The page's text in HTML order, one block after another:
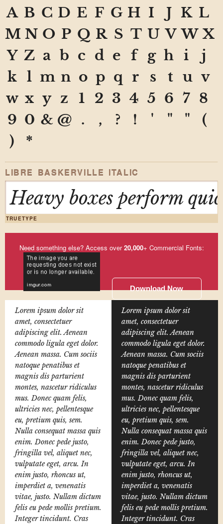
A B C D E F G H I J K L
M N O P Q R S T U V W X
Y Z a b c d e f g h i
j
k l m n o p q r s t u v
w x y z 1 2 3 4 5 6 7 8
9 0 & @ . , ? ! ' " "
(
)
*
LIBRE BASKERVILLE ITALIC
Heavy boxes perform
TRUETYPE
Need something else? Access over20,000+ Commercial Fonts:
Download Now
Lorem ipsum dolor sit
amet, consectetuer
adipiscing elit. Aenean
commodo ligula eget dolor.
Aenean massa. Cum sociis
natoque penatibus et
magnis dis parturient
montes, nascetur ridiculus
mus. Donec quam felis,
ultricies nec, pellentesque
eu, pretium quis, sem.
Nulla consequat massa quis
enim. Donec pede justo,
fringilla vel, aliquet nec,
vulputate eget, arcu. In
enim justo, rhoncus ut,
imperdiet a, venenatis
vitae, justo. Nullam dictum
felis eu pede mollis pretium.
Integer tincidunt. Cras
Lorem ipsum dolor sit
amet, consectetuer
adipiscing elit. Aenean
commodo ligula eget dolor.
Aenean massa. Cum sociis
natoque penatibus et
magnis dis parturient
montes, nascetur ridiculus
mus. Donec quam felis,
ultricies nec, pellentesque
eu, pretium quis, sem.
Nulla consequat massa quis
enim. Donec pede justo,
fringilla vel, aliquet nec,
vulputate eget, arcu. In
enim justo, rhoncus ut,
imperdiet a, venenatis
vitae, justo. Nullam dictum
felis eu pede mollis pretium.
Integer tincidunt. Cras